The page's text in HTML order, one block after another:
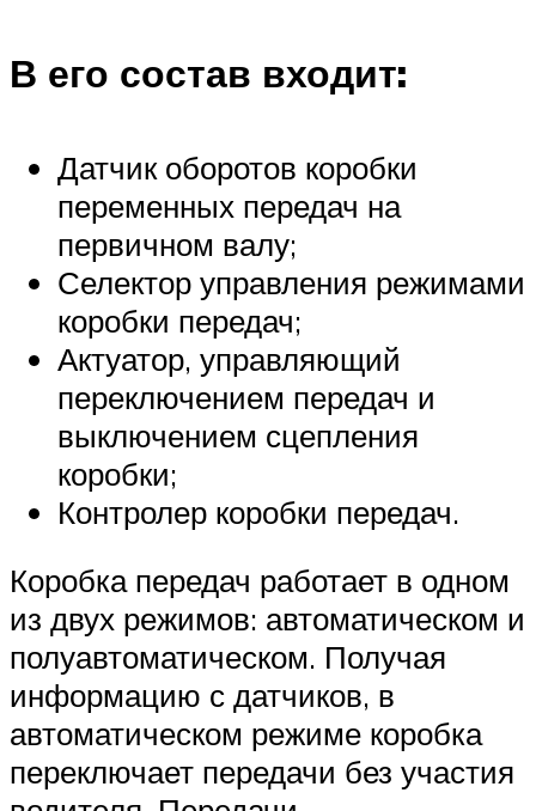
В его состав входит:
Датчик оборотов коробки
переменных передач на
первичном валу;
Селектор управления режимами
коробки передач;
Актуатор, управляющий
переключением передач и
выключением сцепления
коробки;
Контролер коробки передач.
Коробка передач работает в одном
из двух режимов: автоматическом и
полуавтоматическом. Получая
информацию с датчиков, в
автоматическом режиме коробка
переключает передачи без участия